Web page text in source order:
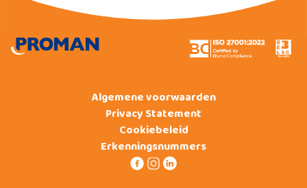
Algemene voorwaarden
Privacy Statement
Cookiebeleid
Erkenningsnummers